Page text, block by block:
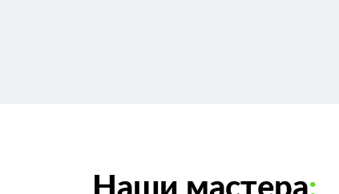
Наши мастера: